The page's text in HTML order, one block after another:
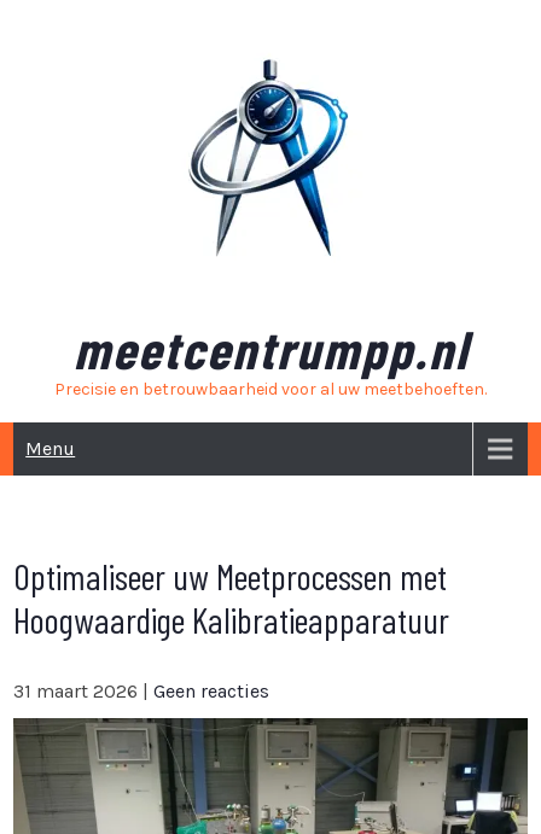
meetcentrumpp.nl
Precisie en betrouwbaarheid voor al uw meetbehoeften.
Menu
Optimaliseer uw Meetprocessen met
Hoogwaardige Kalibratieapparatuur
31 maart 2026 |Geen reacties